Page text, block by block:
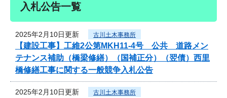
入札公告一覧
2025年2月10日更新 古川土木事務所
【建設工事】工維2公第MKH11-4号 公共 道路メン
テナンス補助（橋梁修繕）（国補正分）（翌債）西里
橋修繕工事に関する一般競争入札公告
2025年2月10日更新 古川土木事務所